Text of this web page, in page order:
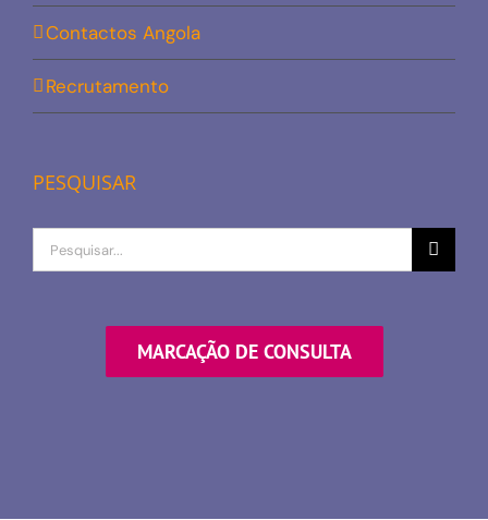
Contactos Angola
Recrutamento
PESQUISAR
Procurar
por
MARCAÇÃO DE CONSULTA